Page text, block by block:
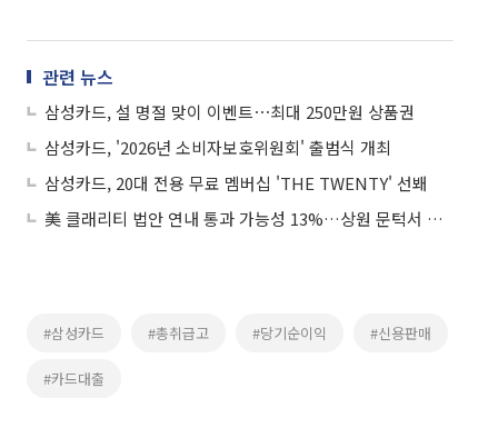
관련 뉴스
삼성카드, 설 명절 맞이 이벤트⋯최대 250만원 상품권
삼성카드, '2026년 소비자보호위원회' 출범식 개최
삼성카드, 20대 전용 무료 멤버십 'THE TWENTY' 선봬
美 클래리티 법안 연내 통과 가능성 13%…상원 문턱서 제동
#삼성카드 #총취급고 #당기순이익 #신용판매
#카드대출